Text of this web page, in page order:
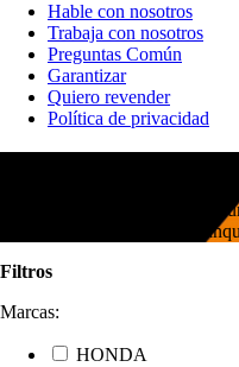
Hable con nosotros
Trabaja con nosotros
Preguntas Común
Garantizar
Quiero revender
Política de privacidad
El motor de arranque tiene la
sustituyendo el pedal de
Filtros
Marcas:
HONDA